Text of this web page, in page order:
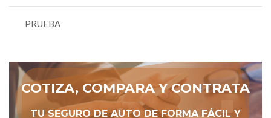
PRUEBA
COTIZA, COMPARA Y CONTRATA
TU SEGURO DE AUTO DE FORMA FÁCIL Y